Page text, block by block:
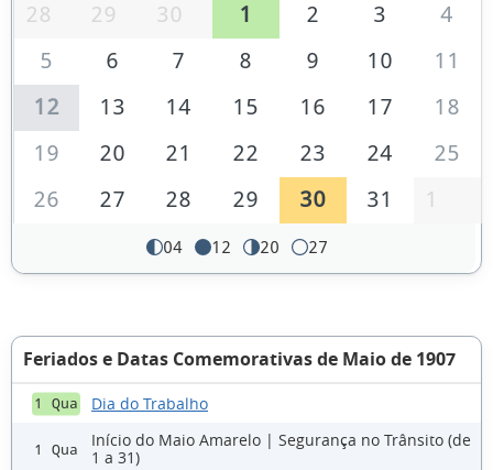
28 29 30 1 2 3
4
5
6 7 8 9 10
11
12
13 14 15 16 17
18
19
20 21 22 23 24
25
26
27 28 29 30 31 1
04 12 20 27
Feriados e Datas Comemorativas de Maio de 1907
1 Qua Dia do Trabalho
1 Qua
Início do Maio Amarelo | Segurança no Trânsito (de
1 a 31)